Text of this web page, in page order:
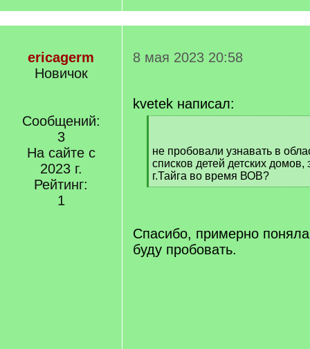
ericagerm
Новичок
Сообщений:
3
На сайте с
2023 г.
Рейтинг:
1
8 мая 2023 20:58
kvetek написал:
]не пробовали узнавать в
списков детей детских
г.Тайга во время ВОВ?
[
Спасибо, примерно поняла
буду пробовать.